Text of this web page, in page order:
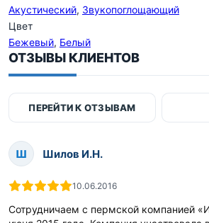
Акустический, Звукопоглощающий
Цвет
Бежевый, Белый
ОТЗЫВЫ КЛИЕНТОВ
ПЕРЕЙТИ К ОТЗЫВАМ
Ш Шилов И.Н.
10.06.2016
Сотрудничаем с пермской компанией